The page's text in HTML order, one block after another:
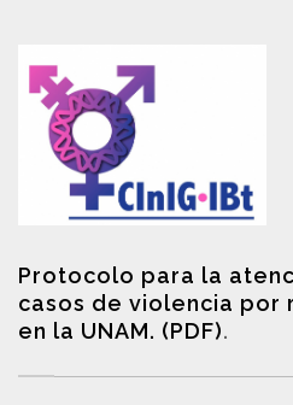
Protocolo para la
casos de violencia por
en la UNAM. (PDF).